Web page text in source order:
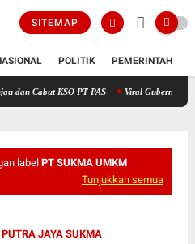
SITEMAP
POLITIK PEMERINTAH
Satgas PKH, Pemuda Peduli Inhu Desak
label PT SUKMA UMKM
Tunjukkan semua
PUTRA JAYA SUKMA